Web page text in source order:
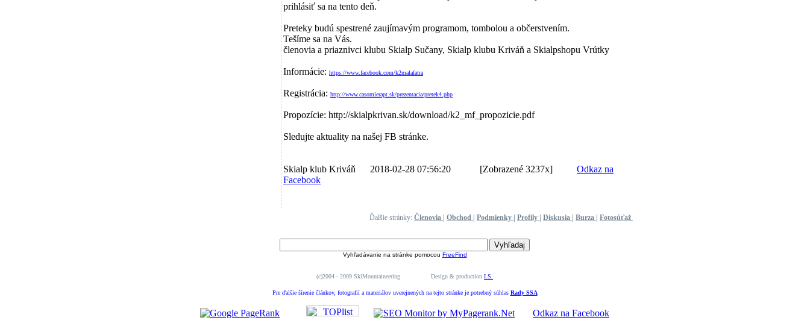
prihlásiť sa na tento deň.
Preteky budú spestrené zaujímavým programom, tombolou a občerstvením.
Tešíme sa na Vás.
členovia a priaznivci klubu Skialp Sučany, Skialp klubu Kriváň a Skialpshopu Vrútky
Informácie: https://www.facebook.com/k2malafatra
Registrácia: http://www.casomierapt.sk/prezentacia/pretek4.php
Propozície: http://skialpkrivan.sk/download/k2_mf_propozicie.pdf
Sledujte aktuality na našej FB stránke.
Skialp klub Kriváň 2018-02-28 07:56:20 [Zobrazené 3237x]
Odkaz na
Facebook
Ďalšie stránky: Členovia Obchod Podmienky Profily Diskusia Burza Fotosúťaž
Vyhľadávanie na stránke pomocou FreeFind
(c)2004 - 2009 SkiMountaineering Design & production I.S.
Pre ďalšie šírenie článkov, fotografií a materiálov uverejnených na tejto stránke je potrebný súhlas Rady SSA
Odkaz na Facebook